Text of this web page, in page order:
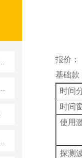
报价：
基础款
时间
时间
使用
探测